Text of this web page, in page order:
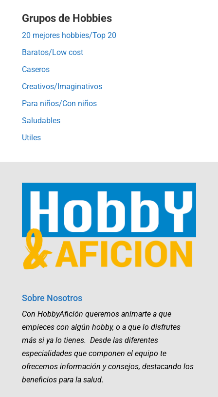
Grupos de Hobbies
20 mejores hobbies/Top 20
Baratos/Low cost
Caseros
Creativos/Imaginativos
Para niños/Con niños
Saludables
Utiles
Sobre Nosotros
Con HobbyAfición queremos animarte a que
empieces con algún hobby, o a que lo disfrutes
más si ya lo tienes. Desde las diferentes
especialidades que componen el equipo te
ofrecemos información y consejos, destacando los
beneficios para la salud.